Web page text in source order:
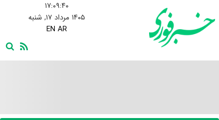
۱۷:۰۹:۴۰
۱۴۰۵ مرداد ۱۷, شنبه
EN AR